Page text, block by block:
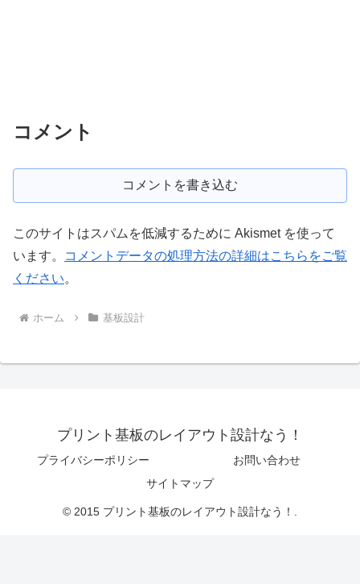
コメント
コメントを書き込む
このサイトはスパムを低減するために Akismet を使って
います。
コメントデータの処理方法の詳細はこちらをご覧
ください。
ホーム 基板設計
プリント基板のレイアウト設計なう！
プライバシーポリシー
お問い合わせ
サイトマップ
© 2015 プリント基板のレイアウト設計なう！.